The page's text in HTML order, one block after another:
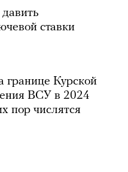
ставки
границе Курской
ВСУ в 2024
пор числятся